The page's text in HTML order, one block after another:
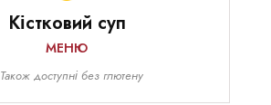
Кістковий суп
МЕНЮ
Також доступні без глютену